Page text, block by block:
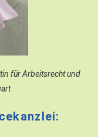
für Arbeitsrecht und